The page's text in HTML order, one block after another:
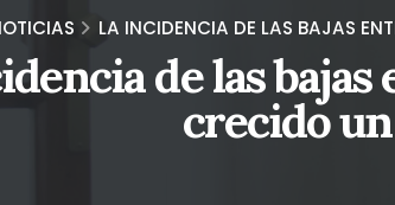
LA INCIDENCIA DE LAS BAJAS
de las bajas
crecido